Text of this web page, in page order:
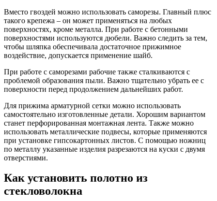
Вместо гвоздей можно использовать саморезы. Главный плюс
такого крепежа – он может применяться на любых
поверхностях, кроме металла. При работе с бетонными
поверхностями используются дюбели. Важно следить за тем,
чтобы шляпка обеспечивала достаточное прижимное
воздействие, допускается применение шайб.
При работе с саморезами рабочие также сталкиваются с
проблемой образования пыли. Важно тщательно убрать ее с
поверхности перед продолжением дальнейших работ.
Для прижима арматурной сетки можно использовать
самостоятельно изготовленные детали. Хорошим вариантом
станет перфорированная монтажная лента. Также можно
использовать металлические подвесы, которые применяются
при установке гипсокартонных листов. С помощью ножниц
по металлу указанные изделия разрезаются на куски с двумя
отверстиями.
Как установить полотно из
стекловолокна